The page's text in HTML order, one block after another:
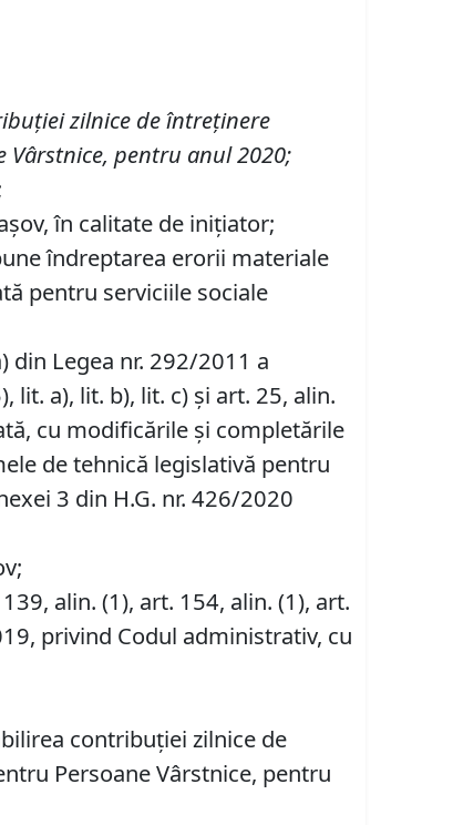
zilnice de întreținere
Vârstnice, pentru anul 2020;
în calitate de iniţiator;
îndreptarea erorii materiale
pentru serviciile sociale
din Legea nr. 292/2011 a
lit. a), lit. b), lit. c) şi art. 25, alin.
cu modificările şi completările
de tehnică legislativă pentru
3 din H.G. nr. 426/2020
alin. (1), art. 154, alin. (1), art.
privind Codul administrativ, cu
contribuţiei zilnice de
Persoane Vârstnice, pentru